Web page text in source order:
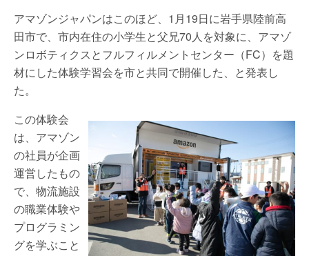
アマゾンジャパンはこのほど、1月19日に岩手県陸前高
田市で、市内在住の小学生と父兄70人を対象に、アマゾ
ンロボティクスとフルフィルメントセンター（FC）を題
材にした体験学習会を市と共同で開催した、と発表し
た。
この体験会
は、アマゾン
の社員が企画
運営したもの
で、物流施設
の職業体験や
プログラミン
グを学ぶこと